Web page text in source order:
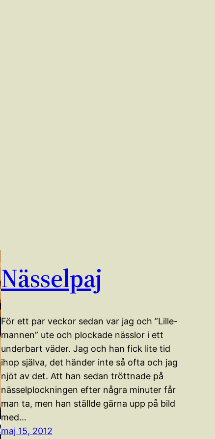
Nässelpaj
För ett par veckor sedan var jag och ”Lille-
mannen” ute och plockade nässlor i ett
underbart väder. Jag och han fick lite tid
ihop själva, det händer inte så ofta och jag
njöt av det. Att han sedan tröttnade på
nässelplockningen efter några minuter får
man ta, men han ställde gärna upp på bild
med…
maj 15, 2012